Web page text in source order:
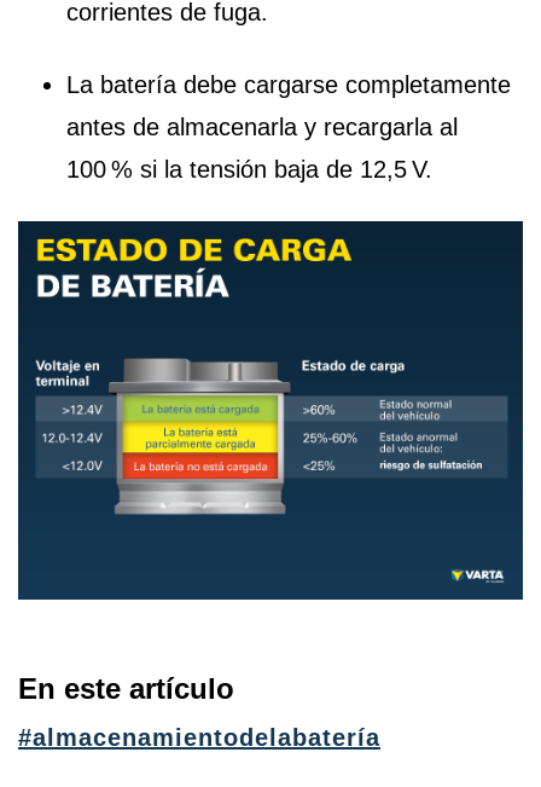
corrientes de fuga.
La batería debe cargarse completamente
antes de almacenarla y recargarla al
100 % si la tensión baja de 12,5 V.
En este artículo
#almacenamientodelabatería